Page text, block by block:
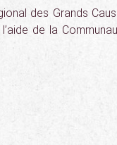
des Grands
de la